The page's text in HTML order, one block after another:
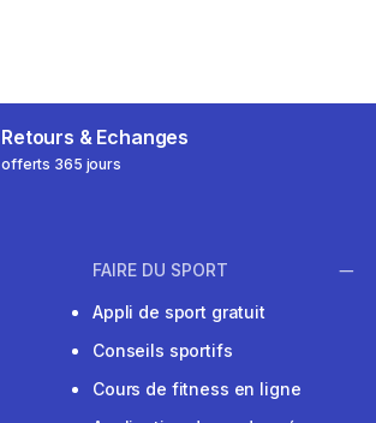
Retours & Echanges
offerts 365 jours
FAIRE DU SPORT
Appli de sport gratuit
Conseils sportifs
Cours de fitness en ligne